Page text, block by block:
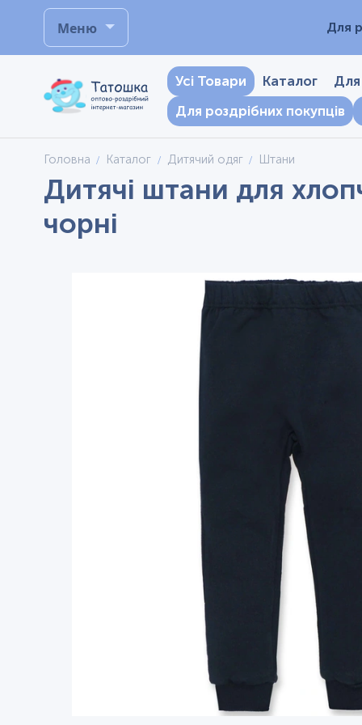
Меню Для
Усі Товари Каталог
Для
Для роздрібних покупців
Головна Каталог Дитячий одяг Штани
Дитячі штани для
чорні